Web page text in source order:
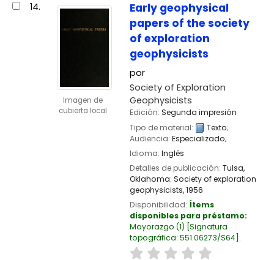
14.
Imagen de
cubierta local
Early geophysical
papers of the society
of exploration
geophysicists
por
Society of Exploration
Geophysicists
Edición: Segunda impresión
Tipo de material:
Texto;
Audiencia: Especializado;
Idioma: Inglés
Detalles de publicación: Tulsa,
Oklahoma: Society of exploration
geophysicists,1956
Disponibilidad: Ítems
disponibles para préstamo:
Mayorazgo (1) Signatura
topográfica: 551.06273/S64 .